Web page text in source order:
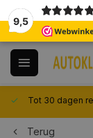
9,5
Tot 30 dagen
Terug